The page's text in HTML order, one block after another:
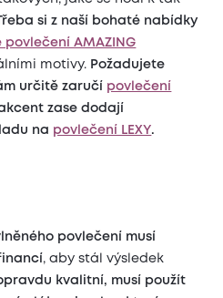
si z naší bohaté nabídky
povlečení AMAZING
motivy. Požadujete
určitě zaručí povlečení
zase dodají
na povlečení LEXY.
povlečení musí
, aby stál výsledek
kvalitní, musí použít